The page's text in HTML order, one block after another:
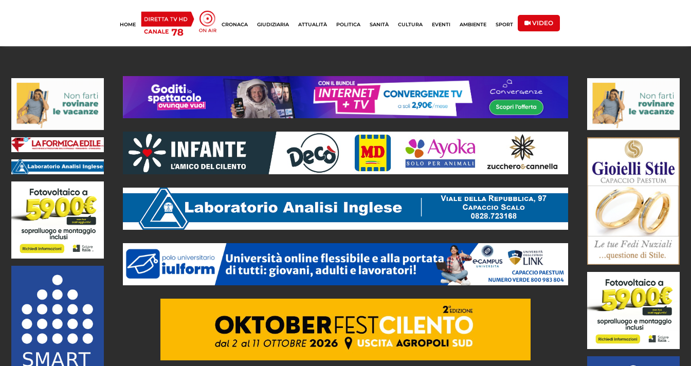
HOME CRONACA GIUDIZIARIA ATTUALITÀ POLITICA SANITÀ CULTURA EVENTI AMBIENTE SPORT VIDEO